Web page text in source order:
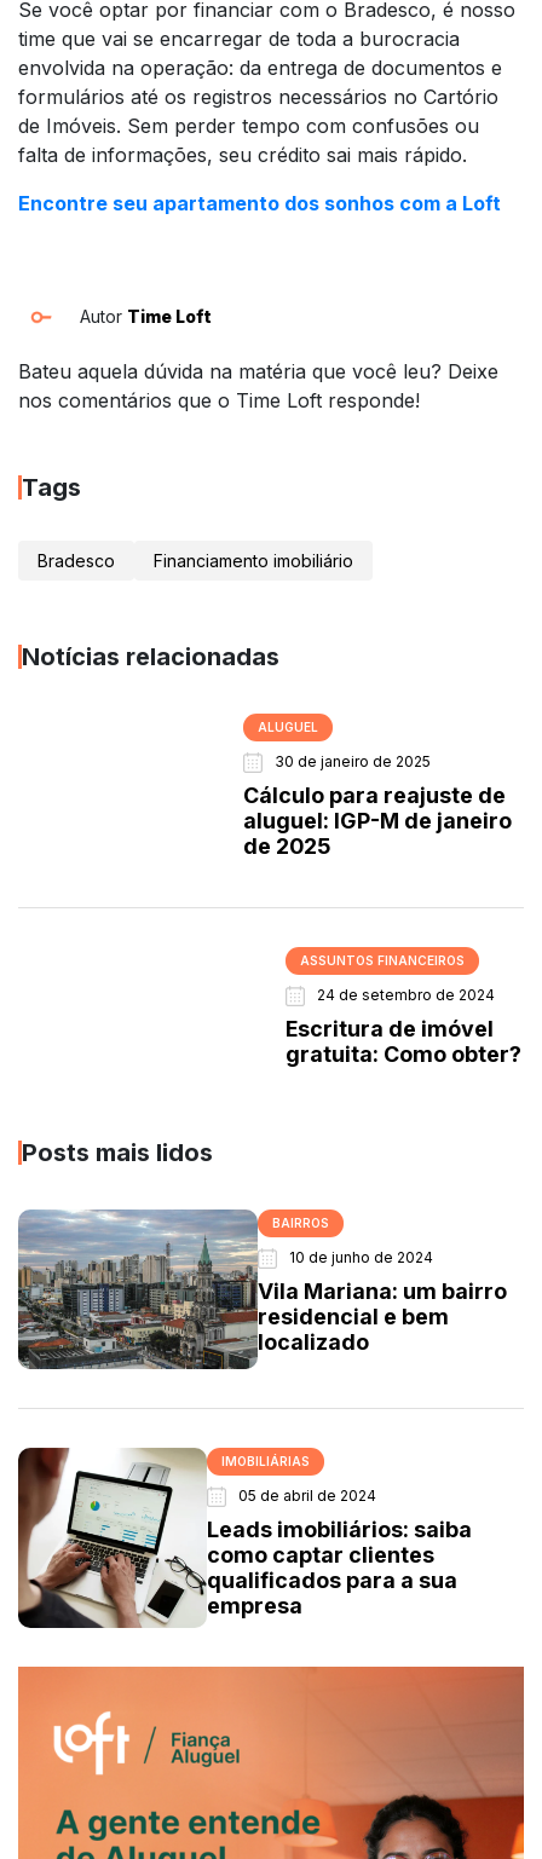
Se você optar por financiar com o Bradesco, é nosso
time que vai se encarregar de toda a burocracia
envolvida na operação: da entrega de documentos e
formulários até os registros necessários no Cartório
de Imóveis. Sem perder tempo com confusões ou
falta de informações, seu crédito sai mais rápido.
Encontre seu apartamento dos sonhos com a Loft
Autor Time Loft
Bateu aquela dúvida na matéria que você leu? Deixe
nos comentários que o Time Loft responde!
Tags
Bradesco Financiamento imobiliário
Notícias relacionadas
ALUGUEL
30 de janeiro de 2025
Cálculo para reajuste de
aluguel: IGP-M de janeiro
de 2025
ASSUNTOS FINANCEIROS
24 de setembro de 2024
Escritura de imóvel
gratuita: Como obter?
Posts mais lidos
BAIRROS
10 de junho de 2024
Vila Mariana: um bairro
residencial e bem
localizado
IMOBILIÁRIAS
05 de abril de 2024
Leads imobiliários: saiba
como captar clientes
qualificados para a sua
empresa